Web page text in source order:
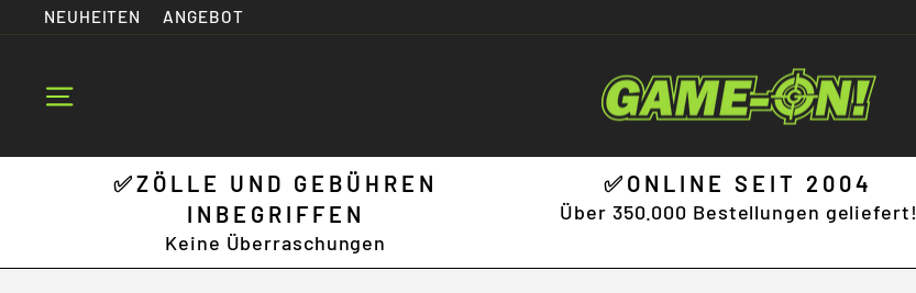
NEUHEITEN ANGEBOT
Diashow
✅ZÖLLE UND GEBÜHREN
INBEGRIFFEN
Keine Überraschungen
✅ONLINE SEIT 2004
Über 350.000 Bestellungen geliefert!